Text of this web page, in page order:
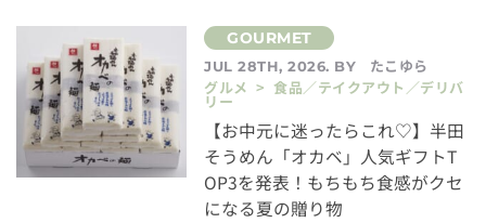
JUL 28TH, 2026. BY
たこゆら
グルメ > 食品／テイクアウト／デリバ
リー
【お中元に迷ったらこれ♡】半田
そうめん「オカベ」人気ギフトT
OP3を発表！もちもち食感がクセ
になる夏の贈り物